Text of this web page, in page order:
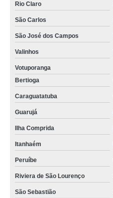
Rio Claro
São Carlos
São José dos Campos
Valinhos
Votuporanga
Bertioga
Caraguatatuba
Guarujá
Ilha Comprida
Itanhaém
Peruíbe
Riviera de São Lourenço
São Sebastião